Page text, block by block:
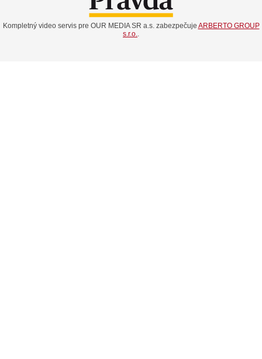
Kompletný video servis pre OUR MEDIA SR a.s. zabezpečuje ARBERTO GROUP
s.r.o.